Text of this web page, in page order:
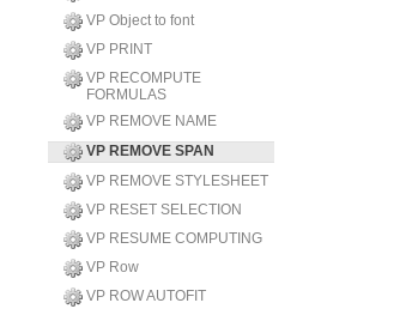
VP Object to font
VP PRINT
VP RECOMPUTE
FORMULAS
VP REMOVE NAME
VP REMOVE SPAN
VP REMOVE STYLESHEET
VP RESET SELECTION
VP RESUME COMPUTING
VP Row
VP ROW AUTOFIT